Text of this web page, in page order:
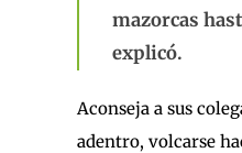
mazorcas
explicó.
Aconseja a sus
adentro, volcarse